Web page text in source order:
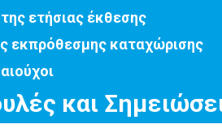
ετήσιας έκθεσης
εκπρόθεσμης καταχώρισης
και